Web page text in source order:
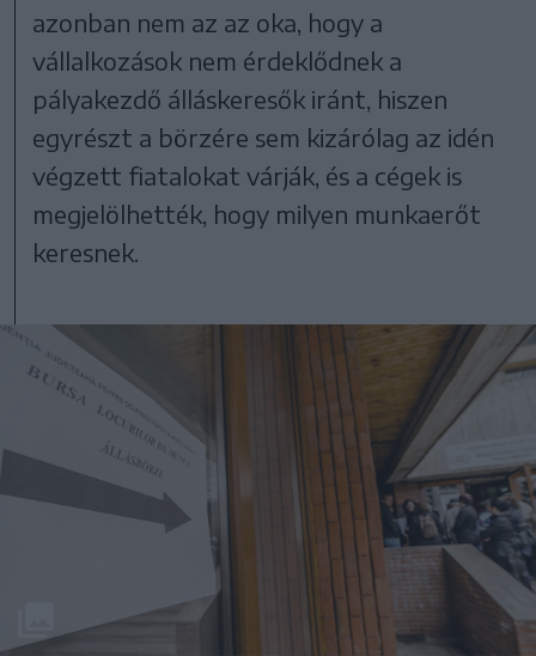
azonban nem az az oka, hogy a
vállalkozások nem érdeklődnek a
pályakezdő álláskeresők iránt, hiszen
egyrészt a börzére sem kizárólag az idén
végzett fiatalokat várják, és a cégek is
megjelölhették, hogy milyen munkaerőt
keresnek.